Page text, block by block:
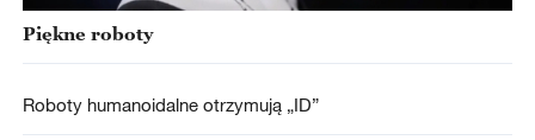
Piękne roboty
Roboty humanoidalne otrzymują „ID”